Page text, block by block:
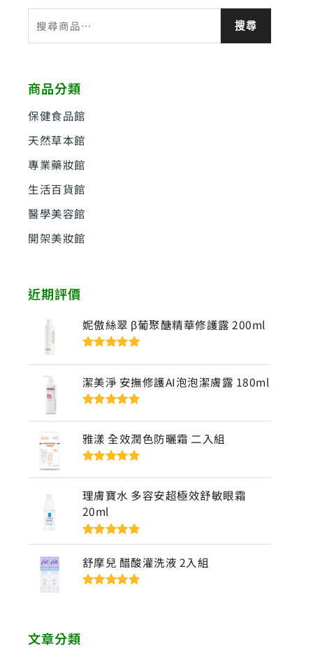
尋
字
:
搜尋
商品分類
保健食品館
天然草本館
專業藥妝館
生活百貨館
醫學美容館
開架美妝館
近期評價
妮傲絲翠 β葡聚醣精華修護露 200ml
5
潔美淨 安撫修護AI泡泡潔膚露 180ml
5
雅漾 全效潤色防曬霜 二入組
5
理膚寶水 多容安超極效舒敏眼霜
20ml
評分5滿分
舒摩兒 醋酸灌洗液 2入組
文章分類